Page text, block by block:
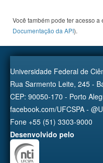
Você também pode ter acesso
Documentação da API).
Universidade Federal de
Rua Sarmento Leite, 245 -
CEP: 90050-170 - Porto
facebook.com/UFCSPA -
Fone +55 (51) 3303-9000
Desenvolvido pelo